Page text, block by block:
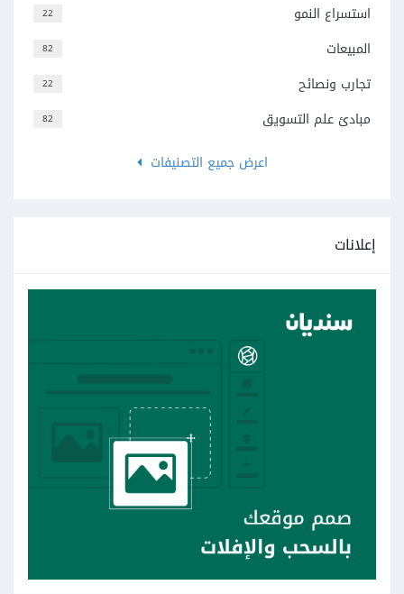
22 استسراع النمو
82 المبيعات
22 تجارب ونصائح
82
مبادئ علم التسويق
اعرض جميع التصنيفات
إعلانات